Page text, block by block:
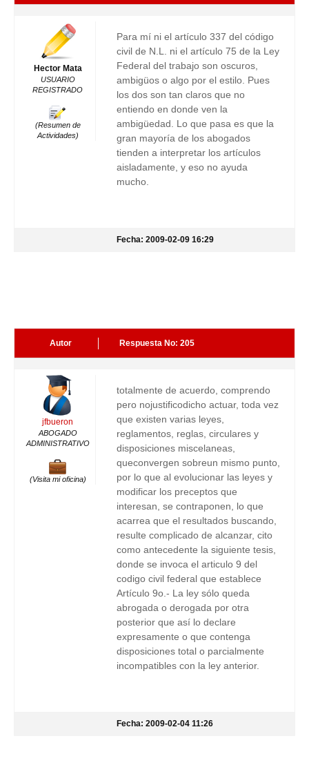
Hector Mata
USUARIO
REGISTRADO
(Resumen de
Actividades)
Para mí ni el artículo 337 del código
civil de N.L. ni el artículo 75 de la Ley
Federal del trabajo son oscuros,
ambigüos o algo por el estilo. Pues
los dos son tan claros que no
entiendo en donde ven la
ambigüedad. Lo que pasa es que la
gran mayoría de los abogados
tienden a interpretar los artículos
aisladamente, y eso no ayuda
mucho.
Fecha: 2009-02-09 16:29
Autor Respuesta No: 205
jfbueron
ABOGADO
ADMINISTRATIVO
(Visita mi oficina)
totalmente de acuerdo, comprendo
pero nojustificodicho actuar, toda vez
que existen varias leyes,
reglamentos, reglas, circulares y
disposiciones miscelaneas,
queconvergen sobreun mismo punto,
por lo que al evolucionar las leyes y
modificar los preceptos que
interesan, se contraponen, lo que
acarrea que el resultados buscando,
resulte complicado de alcanzar, cito
como antecedente la siguiente tesis,
donde se invoca el articulo 9 del
codigo civil federal que establece
Artículo 9o.- La ley sólo queda
abrogada o derogada por otra
posterior que así lo declare
expresamente o que contenga
disposiciones total o parcialmente
incompatibles con la ley anterior.
Fecha: 2009-02-04 11:26